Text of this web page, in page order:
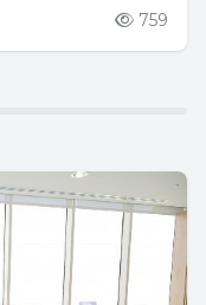
759